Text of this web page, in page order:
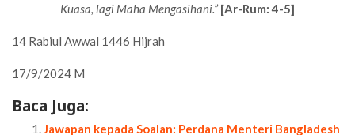
Kuasa, lagi Maha Mengasihani.” [Ar-Rum: 4-5]
14 Rabiul Awwal 1446 Hijrah
17/9/2024 M
Baca Juga:
Jawapan kepada Soalan: Perdana Menteri Bangladesh